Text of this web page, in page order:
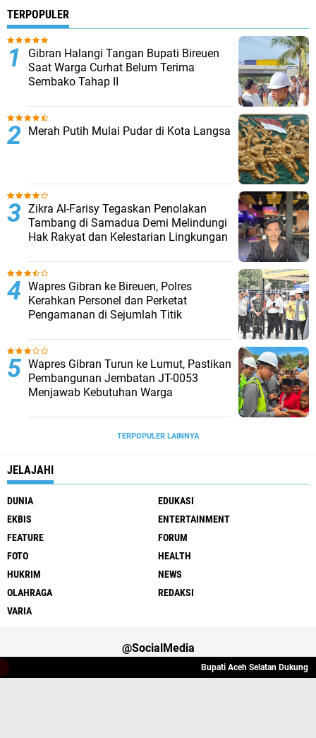
TERPOPULER
Gibran Halangi Tangan Bupati Bireuen
Saat Warga Curhat Belum Terima
Sembako Tahap II
Merah Putih Mulai Pudar di Kota Langsa
Zikra Al-Farisy Tegaskan Penolakan
Tambang di Samadua Demi Melindungi
Hak Rakyat dan Kelestarian Lingkungan
Wapres Gibran ke Bireuen, Polres
Kerahkan Personel dan Perketat
Pengamanan di Sejumlah Titik
Wapres Gibran Turun ke Lumut, Pastikan
Pembangunan Jembatan JT-0053
Menjawab Kebutuhan Warga
TERPOPULER LAINNYA
JELAJAHI
DUNIA
EDUKASI
EKBIS
ENTERTAINMENT
FEATURE
FORUM
FOTO
HEALTH
HUKRIM
NEWS
OLAHRAGA
REDAKSI
VARIA
@SocialMedia
Bupati Aceh Selatan Dukung